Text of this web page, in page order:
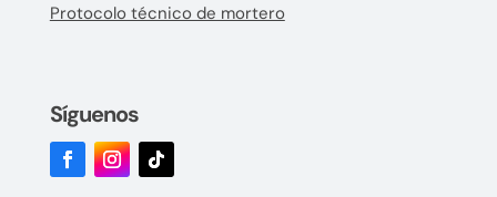
Protocolo técnico de mortero
Síguenos